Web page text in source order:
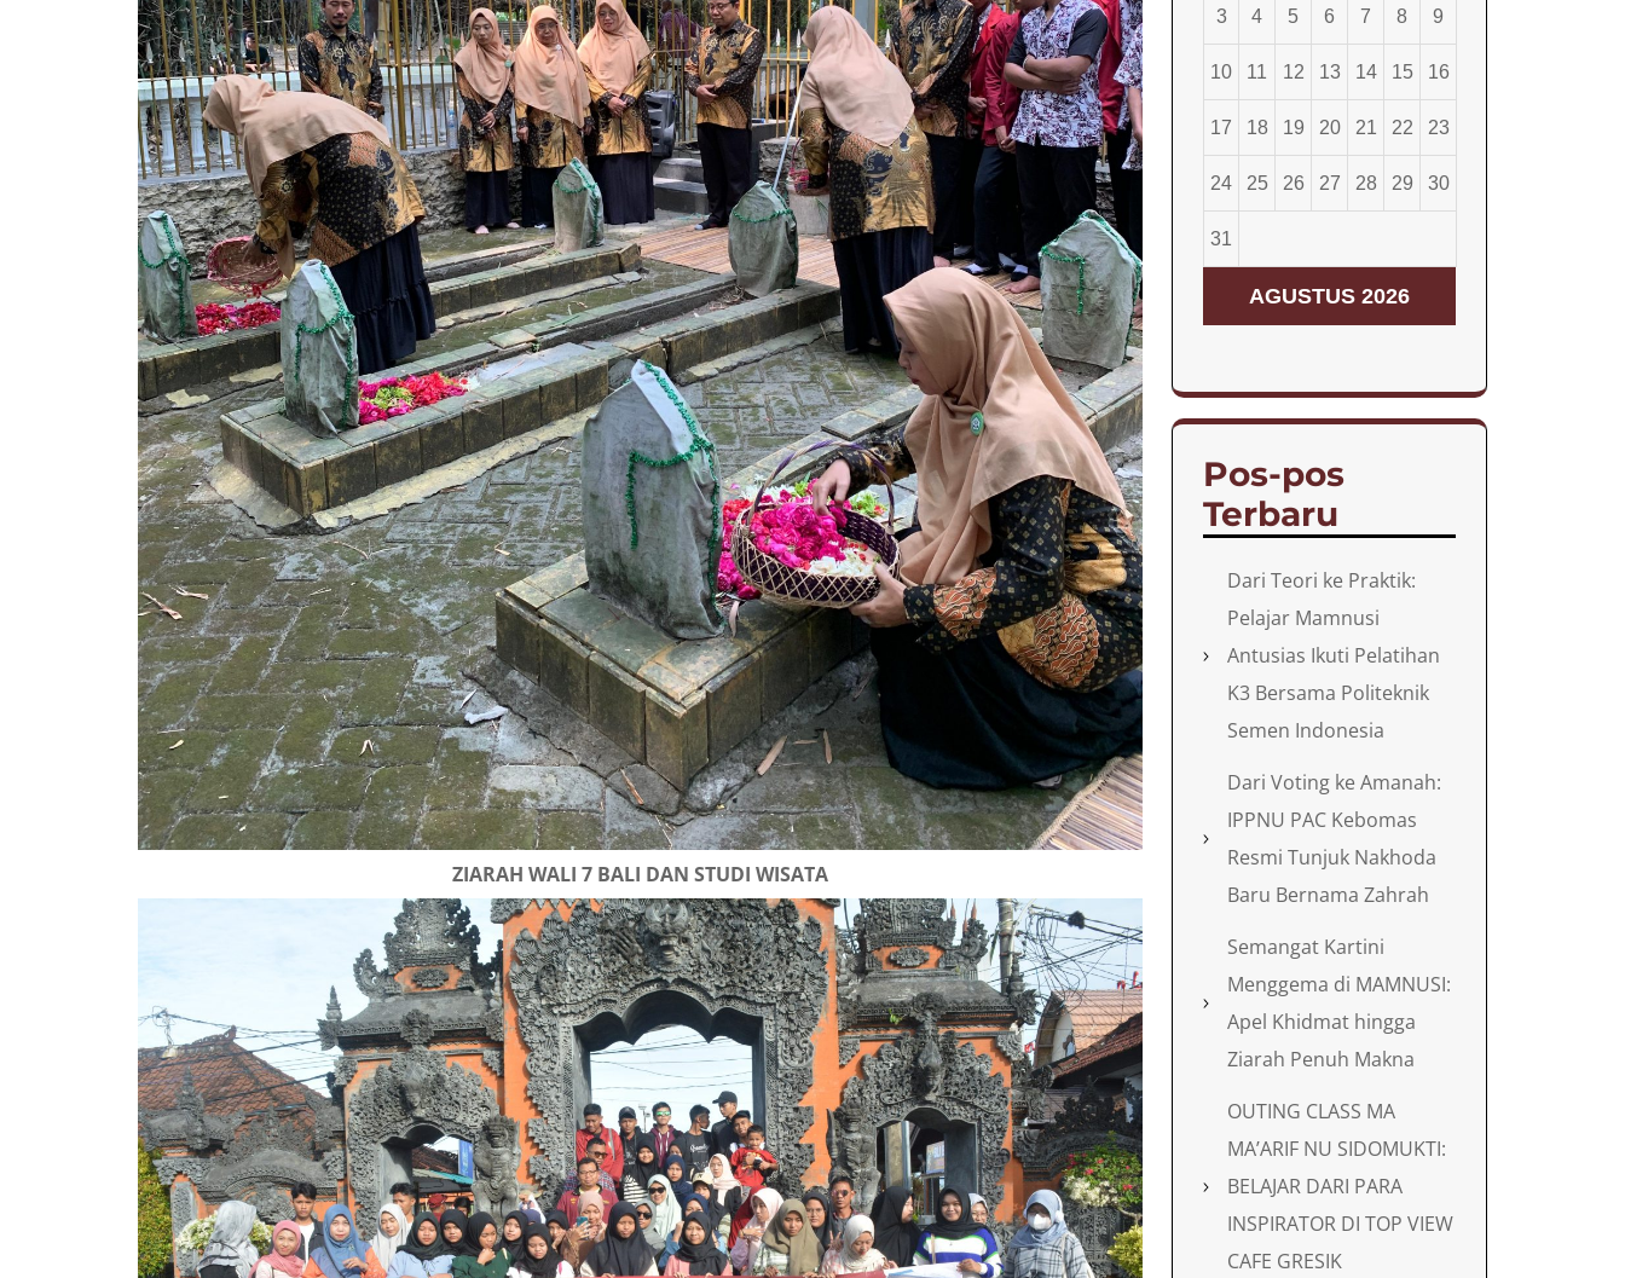
ZIARAH WALI 7 BALI DAN STUDI WISATA
AGUSTUS 2026
3 4 5 6 7 8 9
10 11 12 13 14 15 16
17 18 19 20 21 22 23
24 25 26 27 28 29 30
31
Pos-pos
Terbaru
Dari Teori ke Praktik:
Pelajar Mamnusi
Antusias Ikuti Pelatihan
K3 Bersama Politeknik
Semen Indonesia
Dari Voting ke Amanah:
IPPNU PAC Kebomas
Resmi Tunjuk Nakhoda
Baru Bernama Zahrah
Semangat Kartini
Menggema di MAMNUSI:
Apel Khidmat hingga
Ziarah Penuh Makna
OUTING CLASS MA
MA’ARIF NU SIDOMUKTI:
BELAJAR DARI PARA
INSPIRATOR DI TOP VIEW
CAFE GRESIK